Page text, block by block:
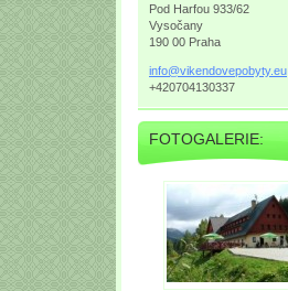
Pod Harfou 933/62
Vysočany
190 00 Praha
info@vikendovepobyty.eu
+420704130337
FOTOGALERIE: